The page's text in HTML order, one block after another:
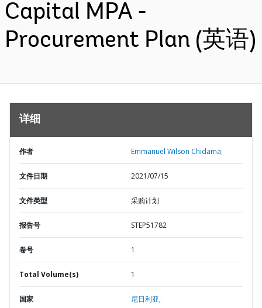
Capital MPA -
Procurement Plan (英语)
详细
作者 Emmanuel Wilson Chidama;
文件日期 2021/07/15
文件类型 采购计划
报告号 STEP51782
卷号 1
Total Volume(s) 1
国家 尼日利亚,